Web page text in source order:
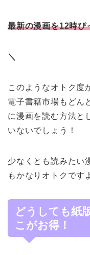
最新の漫画を12時ぴ
＼
このようなオトク度
電子書籍市場もどん
に漫画を読む方法と
いないでしょう！
少なくとも読みたい
もかなりオトクです
どうしても紙
こがお得！